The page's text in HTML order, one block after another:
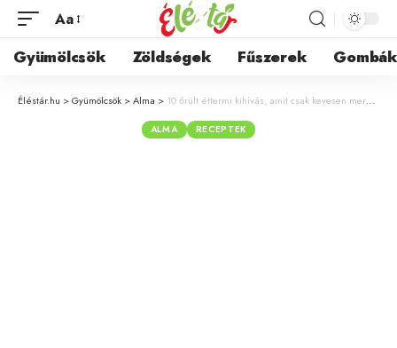
Aa
Gyümölcsök Zöldségek Fűszerek Gombák
Éléstár.hu >Gyümölcsök >Alma > 10 őrült éttermi kihívás, amit csak kevesen mernek bevállalni
ALMA RECEPTEK